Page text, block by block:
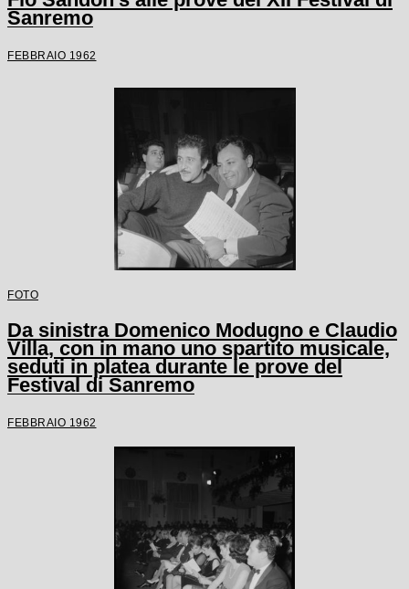
Sanremo
FEBBRAIO 1962
FOTO
Da sinistra Domenico Modugno e Claudio
Villa, con in mano uno spartito musicale,
seduti in platea durante le prove del
Festival di Sanremo
FEBBRAIO 1962